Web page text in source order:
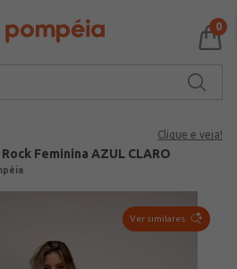
0
Clique e veja!
Feminina AZUL CLARO
Ver similares